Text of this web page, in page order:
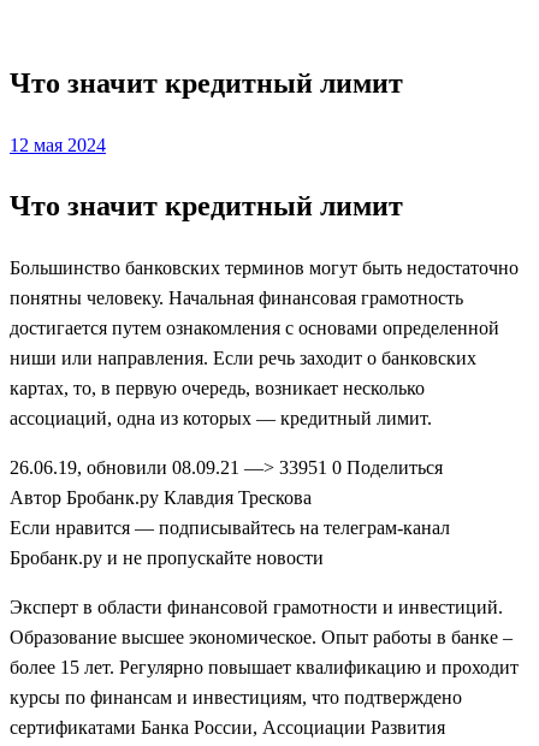
Что значит кредитный лимит
Posted
12 мая 2024
Что значит кредитный лимит
Большинство банковских терминов могут быть недостаточно
понятны человеку. Начальная финансовая грамотность
достигается путем ознакомления с основами определенной
ниши или направления. Если речь заходит о банковских
картах, то, в первую очередь, возникает несколько
ассоциаций, одна из которых — кредитный лимит.
26.06.19, обновили 08.09.21 —> 33951 0 Поделиться
Автор Бробанк.ру Клавдия Трескова
Если нравится — подписывайтесь на телеграм-канал
Бробанк.ру и не пропускайте новости
Эксперт в области финансовой грамотности и инвестиций.
Образование высшее экономическое. Опыт работы в банке –
более 15 лет. Регулярно повышает квалификацию и проходит
курсы по финансам и инвестициям, что подтверждено
сертификатами Банка России, Ассоциации Развития